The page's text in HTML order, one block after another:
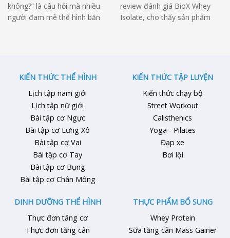
không?” là câu hỏi mà nhiều
người đam mê thể hình băn
Fit để tìm ra câu trả lời khách
» Xem thêm: Top …
review đánh giá BioX Whey
Isolate, cho thấy sản phẩm
tham khảo ngay bài viết dưới
đây để có câu trả lời chính …
KIẾN THỨC THỂ HÌNH
Lịch tập nam giới
Lịch tập nữ giới
Bài tập cơ Ngực
Bài tập cơ Lưng Xô
Bài tập cơ Vai
Bài tập cơ Tay
Bài tập cơ Bụng
Bài tập cơ Chân Mông
KIẾN THỨC TẬP LUYỆN
Kiến thức chạy bộ
Street Workout
Calisthenics
Yoga - Pilates
Đạp xe
Bơi lội
DINH DƯỠNG THỂ HÌNH
Thực đơn tăng cơ
Thực đơn tăng cân
THỰC PHẨM BỔ SUNG
Whey Protein
Sữa tăng cân Mass Gainer